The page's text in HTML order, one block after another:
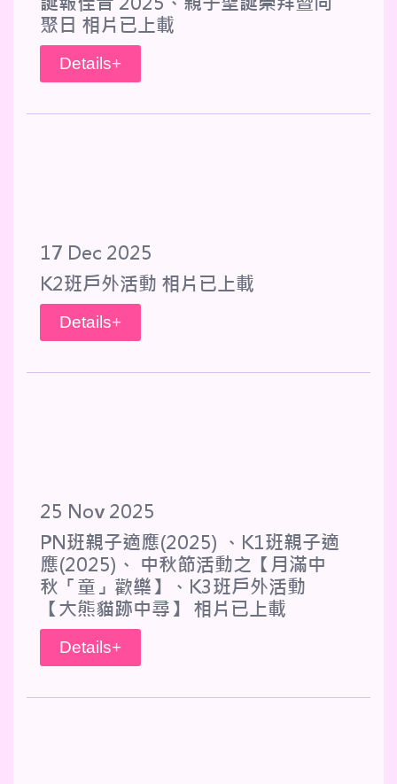
聚日 相片已上載
Details+
17 Dec 2025
K2班戶外活動 相片已上載
Details+
25 Nov 2025
PN班親子適應(2025) 、K1班親子適
應(2025)、 中秋節活動之【月滿中
秋「童」歡樂】、K3班戶外活動
【大熊貓跡中尋】 相片已上載
Details+